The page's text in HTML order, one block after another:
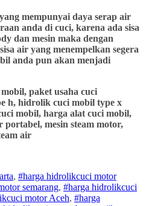
mempunyai daya serap air
anda di cuci, karena ada sisa
dan mesin maka dengan
air yang menempelkan segera
anda pun akan menjadi
paket usaha cuci
h, hidrolik cuci mobil type x
mobil, harga alat cuci mobil,
mesin steam motor,
air
, #harga hidrolikcuci motor
semarang, #harga hidrolikcuci
cuci motorAceh, #harga